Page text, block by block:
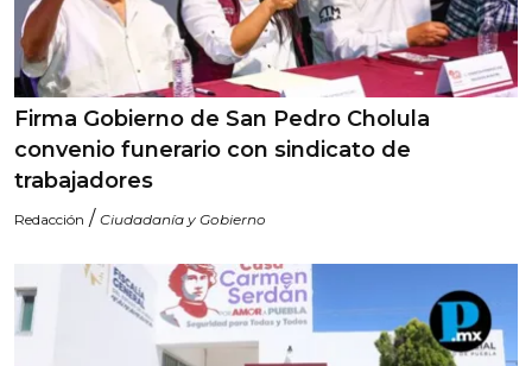
Firma Gobierno de San Pedro Cholula
convenio funerario con sindicato de
trabajadores
Redacción / Ciudadanía y Gobierno